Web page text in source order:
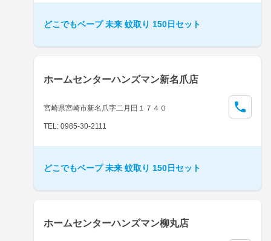
どこでもベープ 未来 蚊取り 150日セット
ホームセンターハンズマン新名爪店
宮崎県宮崎市新名爪字二月田１７４０
TEL: 0985-30-2111
どこでもベープ 未来 蚊取り 150日セット
ホームセンターハンズマン柳丸店